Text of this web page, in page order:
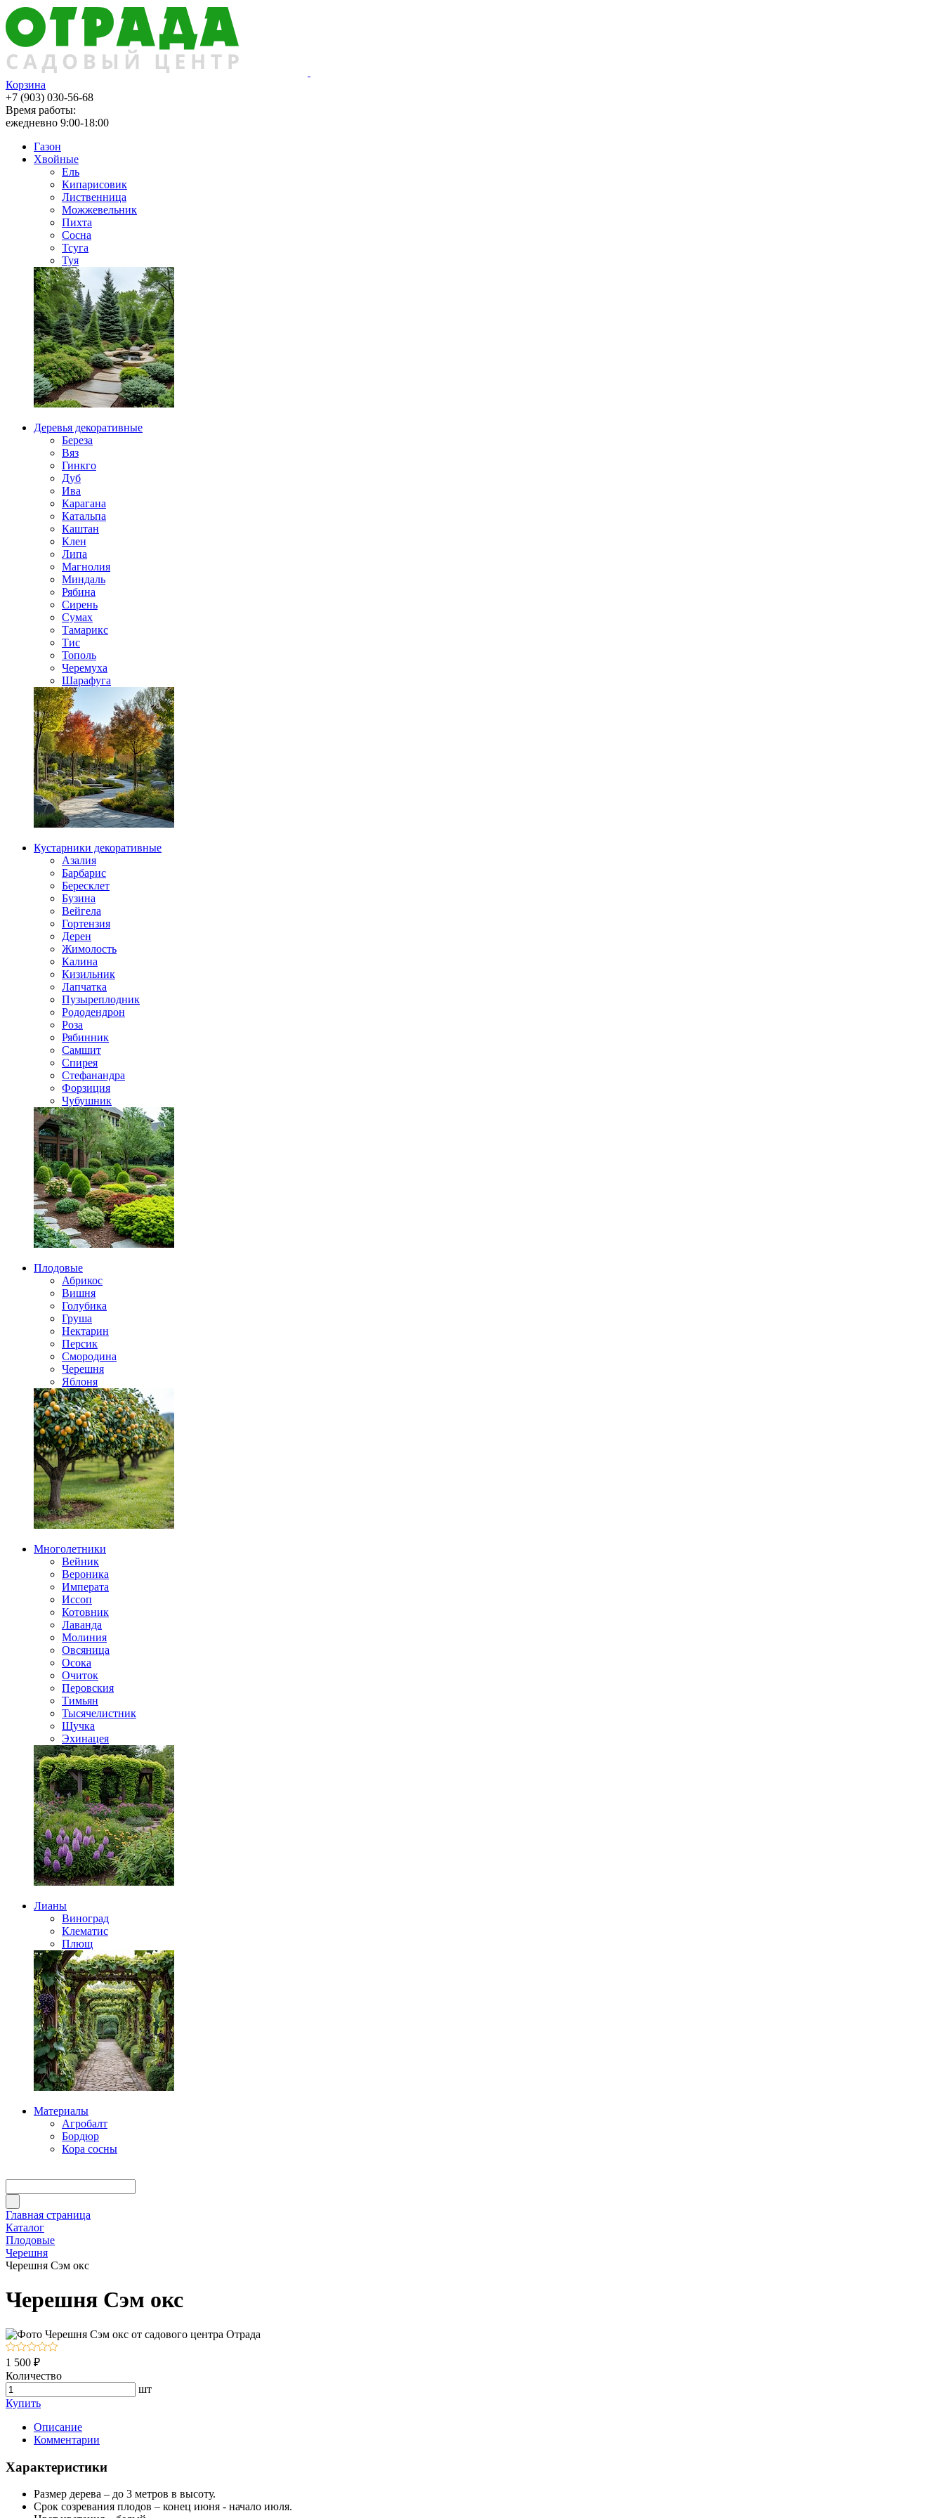
Корзина
+7 (903) 030-56-68
Время работы:
ежедневно 9:00-18:00
Газон
Хвойные
Ель
Кипарисовик
Лиственница
Можжевельник
Пихта
Сосна
Тсуга
Туя
Деревья декоративные
Береза
Вяз
Гинкго
Дуб
Ива
Карагана
Катальпа
Каштан
Клен
Липа
Магнолия
Миндаль
Рябина
Сирень
Сумах
Тамарикс
Тис
Тополь
Черемуха
Шарафуга
Кустарники декоративные
Азалия
Барбарис
Бересклет
Бузина
Вейгела
Гортензия
Дерен
Жимолость
Калина
Кизильник
Лапчатка
Пузыреплодник
Рододендрон
Роза
Рябинник
Самшит
Спирея
Стефанандра
Форзиция
Чубушник
Плодовые
Абрикос
Вишня
Голубика
Груша
Нектарин
Персик
Смородина
Черешня
Яблоня
Многолетники
Вейник
Вероника
Императа
Иссоп
Котовник
Лаванда
Молиния
Овсяница
Осока
Очиток
Перовския
Тимьян
Тысячелистник
Щучка
Эхинацея
Лианы
Виноград
Клематис
Плющ
Материалы
Агробалт
Бордюр
Кора сосны
Главная страница
Каталог
Плодовые
Черешня
Черешня Сэм окс
Черешня Сэм окс
1 500 ₽
Количество
шт
Купить
Описание
Комментарии
Характеристики
Размер дерева – до 3 метров в высоту.
Срок созревания плодов – конец июня - начало июля.